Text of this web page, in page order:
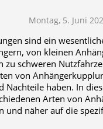
Montag, 5. Juni
sind ein
von kleinen
zu schweren
von
Nachteile haben. In
Arten von
und näher auf die